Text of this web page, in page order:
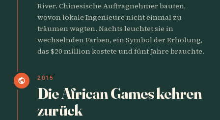
River. Chinesische Auftragnehmer bauten,
wovon lokale Ingenieure nicht einmal zu
träumen wagten. Nachts leuchtet sie in
wechselnden Farben, ein Symbol der Erholung,
das $20 million kostete und fünf Jahre brauchte.
public 2015
Die African Games kehren
zurück